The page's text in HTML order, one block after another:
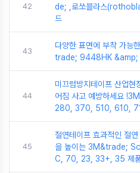
42
de; ,로쏘블라스
드
43
다양한 표면에 부착 가능
trade; 9448HK &amp;
44
미끄럼방지테이프 산업
어짐 사고 예방하세요
280, 370, 510, 610,
45
절연테이프 효과적인 절
을 높이는 3M&trade;
C, 70, 23, 33+, 35 제품